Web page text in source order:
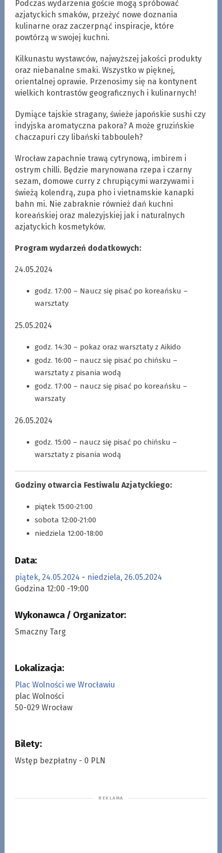
Podczas wydarzenia goście mogą spróbować
azjatyckich smaków, przeżyć nowe doznania
kulinarne oraz zaczerpnąć inspiracje, które
powtórzą w swojej kuchni.
Kilkunastu wystawców, najwyższej jakości produkty
oraz niebanalne smaki. Wszystko w pięknej,
orientalnej oprawie. Przenosimy się na kontynent
wielkich kontrastów geograficznych i kulinarnych!
Dymiące tajskie stragany, świeże japońskie sushi czy
indyjska aromatyczna pakora? A może gruzińskie
chaczapuri czy libański tabbouleh?
Wrocław zapachnie trawą cytrynową, imbirem i
ostrym chilli. Będzie marynowana rzepa i czarny
sezam, domowe curry z chrupiącymi warzywami i
świeżą kolendrą, zupa pho i vietnamskie kanapki
bahn mi. Nie zabraknie również dań kuchni
koreańskiej oraz malezyjskiej jak i naturalnych
azjatyckich kosmetyków.
Program wydarzeń dodatkowych:
24.05.2024
godz. 17:00 – Naucz się pisać po koreańsku –
warsztaty
25.05.2024
godz. 14:30 – pokaz oraz warsztaty z Aikido
godz. 16:00 – naucz się pisać po chińsku –
warsztaty z pisania wodą
godz. 17:00 – naucz się pisać po koreańsku –
warszaty
26.05.2024
godz. 15:00 – naucz się pisać po chińsku –
warsztaty z pisania wodą
Godziny otwarcia Festiwalu Azjatyckiego:
piątek 15:00-21:00
sobota 12:00-21:00
niedziela 12:00-18:00
Data:
piątek, 24.05.2024 - niedziela, 26.05.2024
Godzina 12:00 -19:00
Wykonawca / Organizator:
Smaczny Targ
Lokalizacja:
Plac Wolności we Wrocławiu
plac Wolności
50-029 Wrocław
Bilety:
Wstęp bezpłatny - 0 PLN